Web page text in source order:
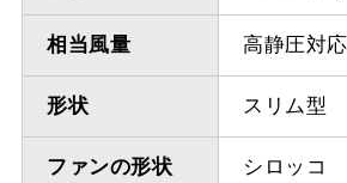
相当風量 高静圧対
形状 スリム型
ファンの形状 シロッコ